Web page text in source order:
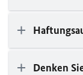
Denken